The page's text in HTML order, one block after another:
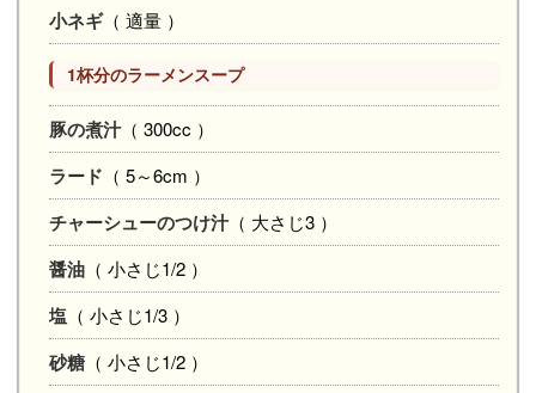
小ネギ（ 適量 ）
1杯分のラーメンスープ
豚の煮汁（ 300cc ）
ラード （ 5～6cm ）
チャーシューのつけ汁（ 大さじ3 ）
醤油 （ 小さじ1/2 ）
塩 （ 小さじ1/3 ）
砂糖 （ 小さじ1/2 ）